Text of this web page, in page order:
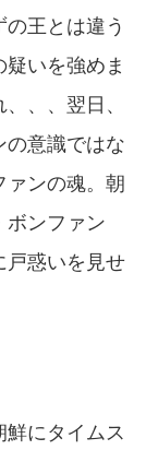
王とは違う
いを強めま
、、翌日、
の意識ではな
ァンの魂。朝
ボンファン
戸惑いを見せ
にタイムス